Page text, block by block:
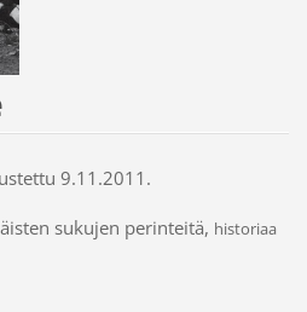
9.11.2011.
sukujen perinteitä, historiaa